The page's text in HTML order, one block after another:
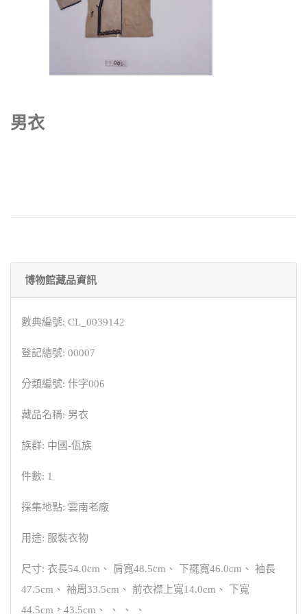
男衣
博物館藏品資訊
數典編號: CL_0039142
登記總號: 00007
分類編號: 佧字006
藏品名稱: 男衣
族群: 中國-佤族
件數: 1
採集地點: 雲南老廠
用途: 服裝衣物
尺寸: 衣長54.0cm、 肩寬48.5cm、 下襬寬46.0cm、 袖長
47.5cm、 袖周33.5cm、 前衣襟上寬14.0cm、 下寬
44.5cm，43.5cm、 、 、 、